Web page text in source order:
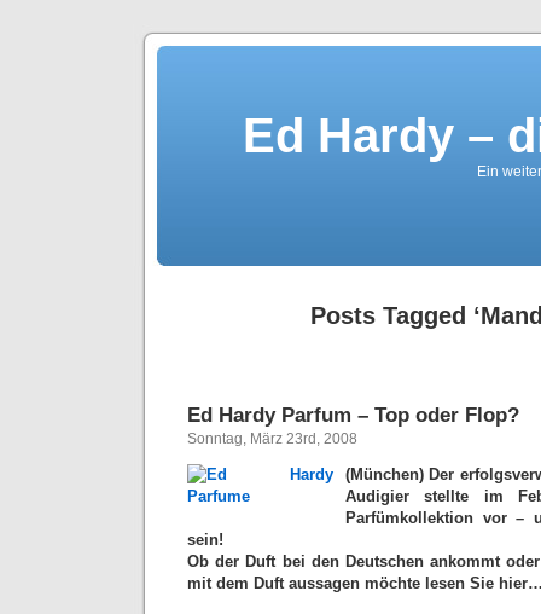
Ed Hardy –
Ein
Posts Tagged
Ed Hardy Parfum – Top oder Flop?
Sonntag, März 23rd, 2008
(München) Der
Audigier stellte im
Parfümkollektion vor –
sein!
Ob der Duft bei den Deutschen ankommt
mit dem Duft aussagen möchte lesen Sie